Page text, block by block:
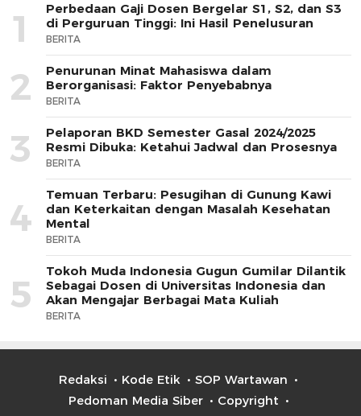
1
Perbedaan Gaji Dosen Bergelar S1, S2, dan S3
di Perguruan Tinggi: Ini Hasil Penelusuran
BERITA
2
Penurunan Minat Mahasiswa dalam
Berorganisasi: Faktor Penyebabnya
BERITA
3
Pelaporan BKD Semester Gasal 2024/2025
Resmi Dibuka: Ketahui Jadwal dan Prosesnya
BERITA
4
Temuan Terbaru: Pesugihan di Gunung Kawi
dan Keterkaitan dengan Masalah Kesehatan
Mental
BERITA
5
Tokoh Muda Indonesia Gugun Gumilar Dilantik
Sebagai Dosen di Universitas Indonesia dan
Akan Mengajar Berbagai Mata Kuliah
BERITA
Redaksi Kode Etik
SOP Wartawan
Pedoman Media Siber
Copyright